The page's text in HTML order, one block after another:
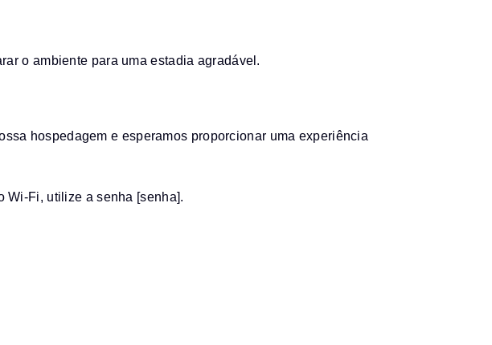
o ambiente para uma estadia agradável.
hospedagem e esperamos proporcionar uma experiência
Wi-Fi, utilize a senha [senha].